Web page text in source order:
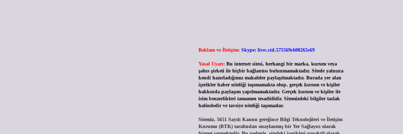
Reklam ve İletişim: Skype: live:.cid.575569c608265c69
Yasal Uyarı: Bu internet sitesi, herhangi bir marka, kurum veya
şahıs şirketi ile hiçbir bağlantısı bulunmamaktadır. Sitede yalnızca
kendi hazırladığımız makaleler paylaşılmaktadır. Burada yer alan
içerikler haber niteliği taşımamakta olup, gerçek kurum ve kişiler
hakkında paylaşım yapılmamaktadır. Gerçek kurum ve kişiler ile
isim benzerlikleri tamamen tesadüfidir. Sitemizdeki bilgiler taslak
halindedir ve tavsiye niteliği taşımazlar.
Sitemiz, 5651 Sayılı Kanun gereğince Bilgi Teknolojileri ve İletişim
Kurumu (BTK) tarafından onaylanmış bir Yer Sağlayıcı olarak